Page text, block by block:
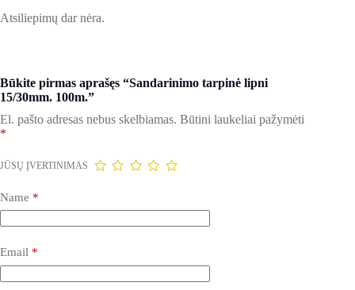
Atsiliepimų dar nėra.
Būkite pirmas aprašęs “Sandarinimo tarpinė lipni
15/30mm. 100m.”
El. pašto adresas nebus skelbiamas. Būtini laukeliai pažymėti
*
JŪSŲ ĮVERTINIMAS
Name *
Email *